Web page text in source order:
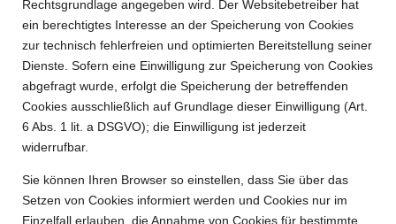
Rechtsgrundlage angegeben wird. Der Websitebetreiber hat
ein berechtigtes Interesse an der Speicherung von Cookies
zur technisch fehlerfreien und optimierten Bereitstellung seiner
Dienste. Sofern eine Einwilligung zur Speicherung von Cookies
abgefragt wurde, erfolgt die Speicherung der betreffenden
Cookies ausschließlich auf Grundlage dieser Einwilligung (Art.
6 Abs. 1 lit. a DSGVO); die Einwilligung ist jederzeit
widerrufbar.
Sie können Ihren Browser so einstellen, dass Sie über das
Setzen von Cookies informiert werden und Cookies nur im
Einzelfall erlauben, die Annahme von Cookies für bestimmte